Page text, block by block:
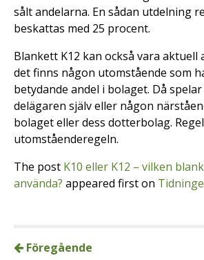
sålt andelarna. En sådan utdelning
beskattas med 25 procent.
Blankett K12 kan också vara aktuell
det finns någon utomstående som
betydande andel i bolaget. Då
delägaren själv eller någon
bolaget eller dess dotterbolag.
utomståenderegeln.
The post K10 eller K12 – vilken
använda? appeared first on
Föregående